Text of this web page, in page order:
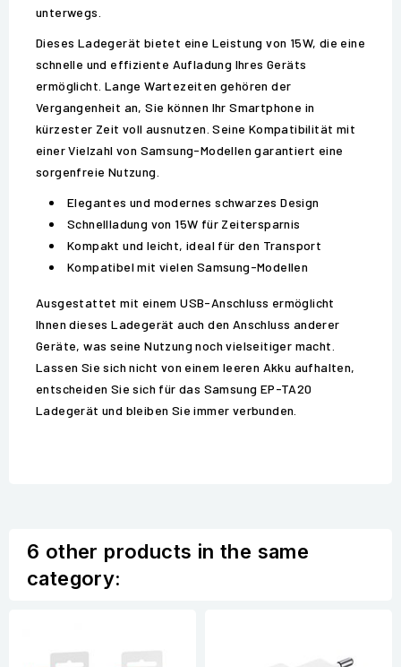
unterwegs.
Dieses Ladegerät bietet eine Leistung von 15W, die eine
schnelle und effiziente Aufladung Ihres Geräts
ermöglicht. Lange Wartezeiten gehören der
Vergangenheit an, Sie können Ihr Smartphone in
kürzester Zeit voll ausnutzen. Seine Kompatibilität mit
einer Vielzahl von Samsung-Modellen garantiert eine
sorgenfreie Nutzung.
Elegantes und modernes schwarzes Design
Schnellladung von 15W für Zeitersparnis
Kompakt und leicht, ideal für den Transport
Kompatibel mit vielen Samsung-Modellen
Ausgestattet mit einem USB-Anschluss ermöglicht
Ihnen dieses Ladegerät auch den Anschluss anderer
Geräte, was seine Nutzung noch vielseitiger macht.
Lassen Sie sich nicht von einem leeren Akku aufhalten,
entscheiden Sie sich für das Samsung EP-TA20
Ladegerät und bleiben Sie immer verbunden.
6 other products in the same
category: